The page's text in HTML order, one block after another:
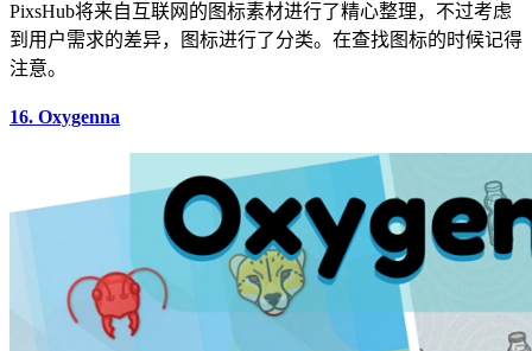
PixsHub将来自互联网的图标素材进行了精心整理，不过考虑
到用户需求的差异，图标进行了分类。在查找图标的时候记得
注意。
16. Oxygenna